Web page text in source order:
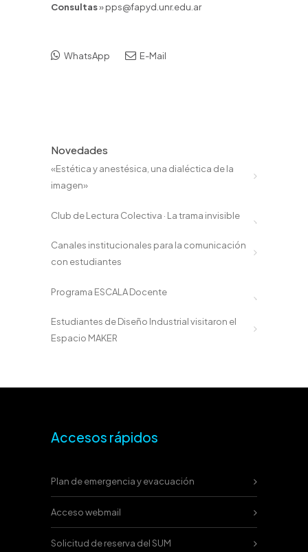
Consultas» pps@fapyd.unr.edu.ar
WhatsApp E-Mail
Novedades
«Estética y anestésica, una dialéctica de la
imagen»
Club de Lectura Colectiva · La trama invisible
Canales institucionales para la comunicación
con estudiantes
Programa ESCALA Docente
Estudiantes de Diseño Industrial visitaron el
Espacio MAKER
Accesos rápidos
Plan de emergencia y evacuación
Acceso webmail
Solicitud de reserva del SUM